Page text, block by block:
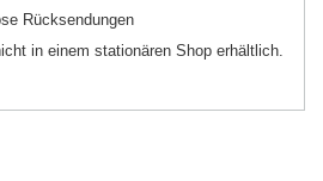
Rücksendungen
in einem stationären Shop erhältlich.